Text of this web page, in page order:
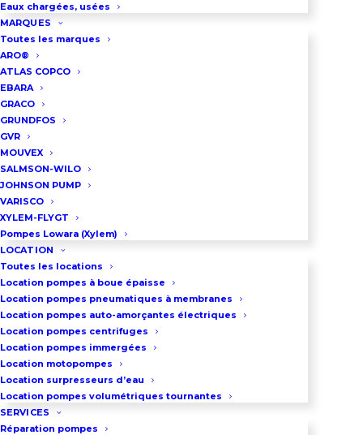
Eaux chargées, usées
MARQUES
Toutes les marques
ARO®
ATLAS COPCO
EBARA
GRACO
GRUNDFOS
GVR
MOUVEX
SALMSON-WILO
JOHNSON PUMP
VARISCO
XYLEM-FLYGT
Pompes Lowara (Xylem)
LOCATION
Toutes les locations
Location pompes à boue épaisse
Location pompes pneumatiques à membranes
Location pompes auto-amorçantes électriques
Location pompes centrifuges
Location pompes immergées
Location motopompes
Location surpresseurs d’eau
Location pompes volumétriques tournantes
SERVICES
Réparation pompes
Téléchargez la Notice